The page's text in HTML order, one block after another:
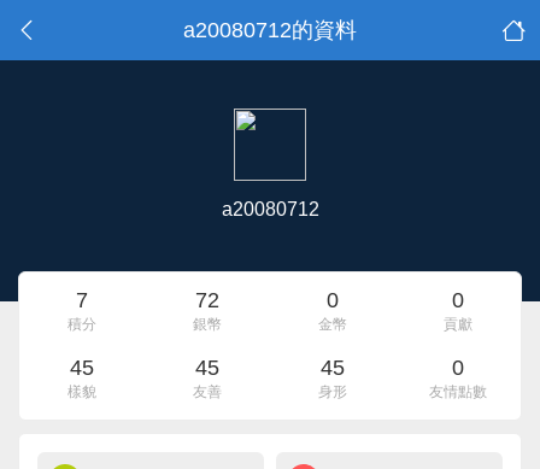
a20080712的資料
a20080712
7
積分
72
銀幣
0
金幣
0
貢獻
45
樣貌
45
友善
45
身形
0
友情點數